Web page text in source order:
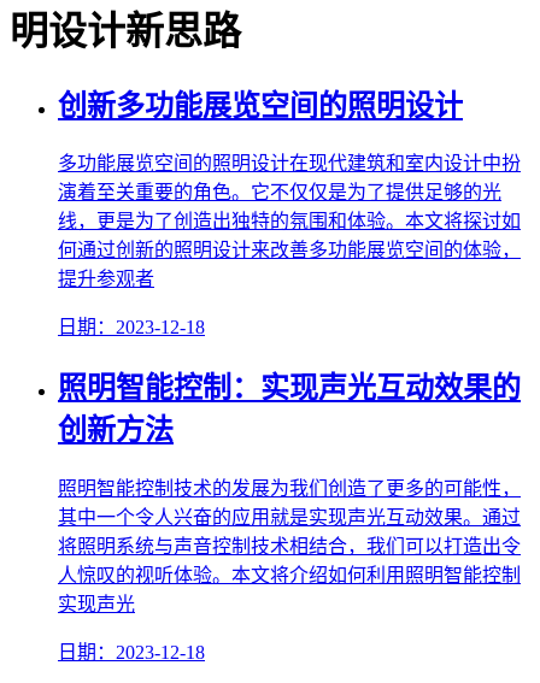
明设计新思路
创新多功能展览空间的照明设计
多功能展览空间的照明设计在现代建筑和室内设计中扮
演着至关重要的角色。它不仅仅是为了提供足够的光
线，更是为了创造出独特的氛围和体验。本文将探讨如
何通过创新的照明设计来改善多功能展览空间的体验，
提升参观者
日期：2023-12-18
照明智能控制：实现声光互动效果的
创新方法
照明智能控制技术的发展为我们创造了更多的可能性，
其中一个令人兴奋的应用就是实现声光互动效果。通过
将照明系统与声音控制技术相结合，我们可以打造出令
人惊叹的视听体验。本文将介绍如何利用照明智能控制
实现声光
日期：2023-12-18